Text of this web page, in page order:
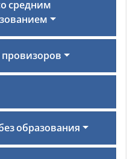
средним
образования